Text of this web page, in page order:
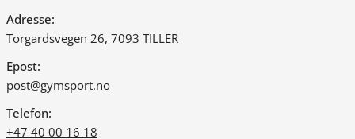
Adresse:
Torgardsvegen 26, 7093 TILLER
Epost:
post@gymsport.no
Telefon:
+47 40 00 16 18